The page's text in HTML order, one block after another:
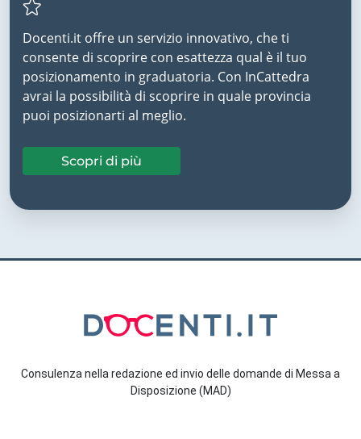
Docenti.it offre un servizio innovativo, che ti
consente di scoprire con esattezza qual è il tuo
posizionamento in graduatoria. Con InCattedra
avrai la possibilità di scoprire in quale provincia
puoi posizionarti al meglio.
Scopri di più
Consulenza nella redazione ed invio delle domande di Messa a
Disposizione (MAD)